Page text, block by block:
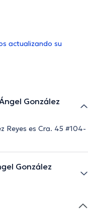
actualizando su
González
Reyes es Cra. 45 #104-
González